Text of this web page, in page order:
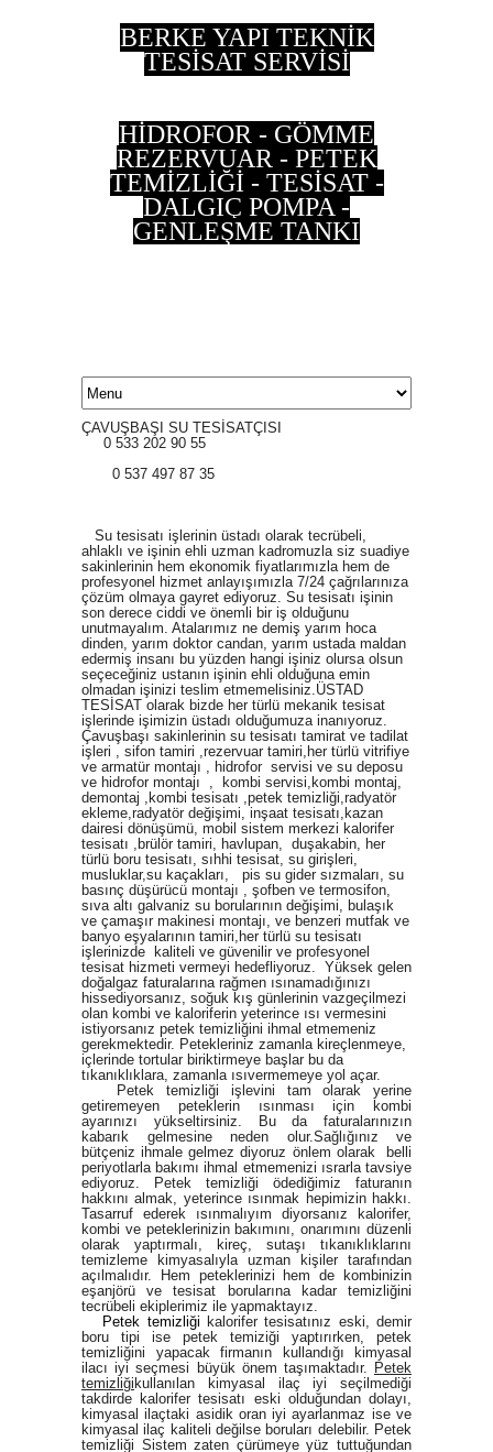
BERKE YAPI TEKNİK
TESİSAT SERVİSİ
HİDROFOR - GÖMME
REZERVUAR - PETEK
TEMİZLİĞİ - TESİSAT -
DALGIÇ POMPA -
GENLEŞME TANKI
ÇAVUŞBAŞI SU TESİSATÇISI
0 533 202 90 55
0 537 497 87 35
Su tesisatı işlerinin üstadı olarak tecrübeli,
ahlaklı ve işinin ehli uzman kadromuzla siz suadiye
sakinlerinin hem ekonomik fiyatlarımızla hem de
profesyonel hizmet anlayışımızla 7/24 çağrılarınıza
çözüm olmaya gayret ediyoruz. Su tesisatı işinin
son derece ciddi ve önemli bir iş olduğunu
unutmayalım. Atalarımız ne demiş yarım hoca
dinden, yarım doktor candan, yarım ustada maldan
edermiş insanı bu yüzden hangi işiniz olursa olsun
seçeceğiniz ustanın işinin ehli olduğuna emin
olmadan işinizi teslim etmemelisiniz.ÜSTAD
TESİSAT olarak bizde her türlü mekanik tesisat
işlerinde işimizin üstadı olduğumuza inanıyoruz.
Çavuşbaşı sakinlerinin su tesisatı tamirat ve tadilat
işleri , sifon tamiri ,rezervuar tamiri,her türlü vitrifiye
ve armatür montajı , hidrofor servisi ve su deposu
ve hidrofor montajı , kombi servisi,kombi montaj,
demontaj ,kombi tesisatı ,petek temizliği,radyatör
ekleme,radyatör değişimi, inşaat tesisatı,kazan
dairesi dönüşümü, mobil sistem merkezi kalorifer
tesisatı ,brülör tamiri, havlupan, duşakabin, her
türlü boru tesisatı, sıhhi tesisat, su girişleri,
musluklar,su kaçakları, pis su gider sızmaları, su
basınç düşürücü montajı , şofben ve termosifon,
sıva altı galvaniz su borularının değişimi, bulaşık
ve çamaşır makinesi montajı, ve benzeri mutfak ve
banyo eşyalarının tamiri,her türlü su tesisatı
işlerinizde kaliteli ve güvenilir ve profesyonel
tesisat hizmeti vermeyi hedefliyoruz. Yüksek gelen
doğalgaz faturalarına rağmen ısınamadığınızı
hissediyorsanız, soğuk kış günlerinin vazgeçilmezi
olan kombi ve kaloriferin yeterince ısı vermesini
istiyorsanız petek temizliğini ihmal etmemeniz
gerekmektedir. Petekleriniz zamanla kireçlenmeye,
içlerinde tortular biriktirmeye başlar bu da
tıkanıklıklara, zamanla ısıvermemeye yol açar.
Petek temizliği işlevini tam olarak yerine
getiremeyen peteklerin ısınması için kombi
ayarınızı yükseltirsiniz. Bu da faturalarınızın
kabarık gelmesine neden olur.Sağlığınız ve
bütçeniz ihmale gelmez diyoruz önlem olarak belli
periyotlarla bakımı ihmal etmemenizi ısrarla tavsiye
ediyoruz.
Petek temizliği ödediğimiz faturanın
hakkını almak, yeterince ısınmak hepimizin hakkı.
Tasarruf ederek ısınmalıyım diyorsanız kalorifer,
kombi ve peteklerinizin bakımını, onarımını düzenli
olarak yaptırmalı, kireç, sutaşı tıkanıklıklarını
temizleme kimyasalıyla uzman kişiler tarafından
açılmalıdır. Hem peteklerinizi hem de kombinizin
eşanjörü ve tesisat borularına kadar temizliğini
tecrübeli ekiplerimiz ile yapmaktayız.
Petek temizliği kalorifer tesisatınız eski, demir
boru tipi ise petek temiziği yaptırırken, petek
temizliğini yapacak firmanın kullandığı kimyasal
ilacı iyi seçmesi büyük önem taşımaktadır. Petek
temizliği kullanılan kimyasal ilaç iyi seçilmediği
takdirde kalorifer tesisatı eski olduğundan dolayı,
kimyasal ilaçtaki asidik oran iyi ayarlanmaz ise ve
kimyasal ilaç kaliteli değilse boruları delebilir. Petek
temizliği Sistem zaten çürümeye yüz tuttuğundan